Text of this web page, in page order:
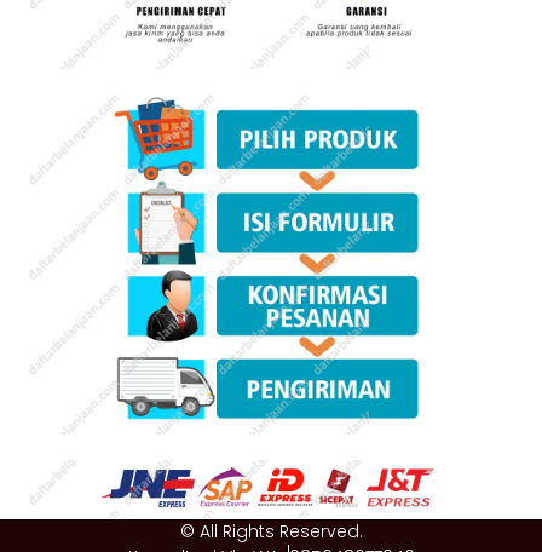
© All Rights Reserved.